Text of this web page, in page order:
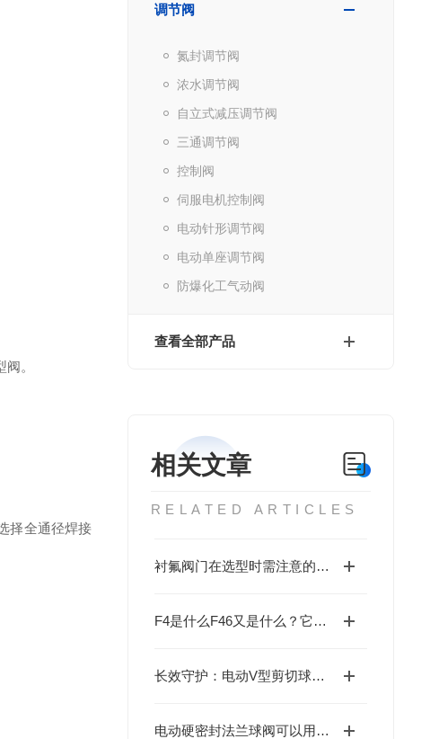
调节阀
氮封调节阀
浓水调节阀
自立式减压调节阀
三通调节阀
控制阀
伺服电机控制阀
电动针形调节阀
电动单座调节阀
防爆化工气动阀
查看全部产品
相关文章
RELATED ARTICLES
衬氟阀门在选型时需注意的问题
F4是什么F46又是什么？它们的区别在于什么?
长效守护：电动V型剪切球阀的密封实力与耐用之道
电动硬密封法兰球阀可以用于控制各种液态、气态介质的流量和压力
。
择全通径焊接